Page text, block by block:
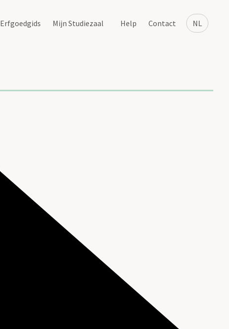
NL
Erfgoedgids Mijn Studiezaal Help Contact